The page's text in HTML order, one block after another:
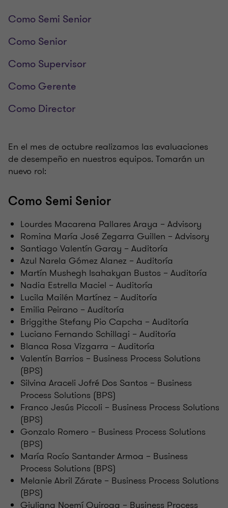
Como Semi Senior
Como Senior
Como Supervisor
Como Gerente
Como Director
En el mes de octubre realizamos las evaluaciones
de desempeño en nuestros equipos. Tomarán un
nuevo rol:
Como Semi Senior
Lourdes Macarena Pallares Araya – Advisory
Romina María José Zegarra Guillen – Advisory
Santiago Valentín Garay – Auditoría
Azul Narela Gómez Alanez – Auditoría
Martín Mushegh Isahakyan Bustos – Auditoría
Nadia Estrella Maciel – Auditoría
Lucila Mailén Martínez – Auditoría
Emilia Peirano – Auditoría
Briggithe Stefany Pio Capcha – Auditoría
Luciano Fernando Schillagi – Auditoría
Blanca Rosa Vizgarra – Auditoría
Valentín Barrios – Business Process Solutions
(BPS)
Silvina Araceli Jofré Dos Santos – Business
Process Solutions (BPS)
Franco Jesús Piccoli – Business Process Solutions
(BPS)
Gonzalo Romero – Business Process Solutions
(BPS)
María Rocío Santander Armoa – Business
Process Solutions (BPS)
Melanie Abril Zárate – Business Process Solutions
(BPS)
Giuliana Noemí Quiroga – Business Process